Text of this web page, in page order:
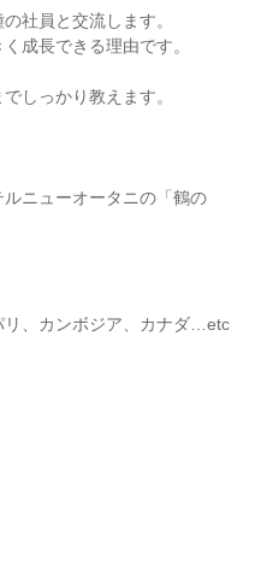
社員と交流します。
成長できる理由です。
しっかり教えます。
ニューオータニの「鶴の
、カンボジア、カナダ…etc